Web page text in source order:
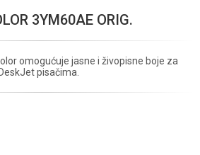
3YM60AE ORIG.
omogućuje jasne i živopisne boje za
pisačima.